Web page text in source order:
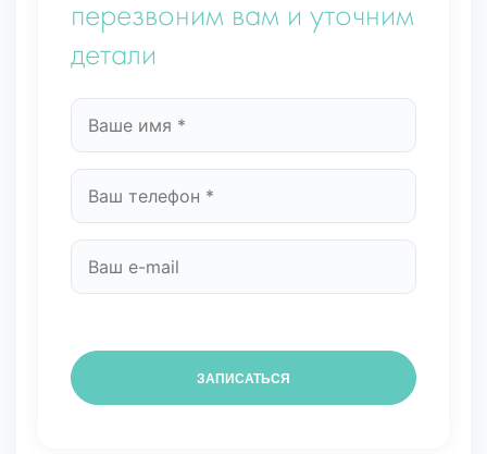
перезвоним вам и уточним
детали